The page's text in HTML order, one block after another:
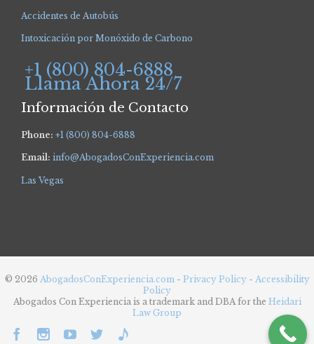
Accidentes de Autobús
Intoxicación por Monóxido de Carbono
+1 (800) 804-6888
Llama Ahora 24/7
Información de Contacto
Phone: +1 (800) 804-6888
Email: info@AbogadosConExperiencia.com
Las Vegas
© 2026 AbogadosConExperiencia.com- Privacy Policy - Accessibility
Policy
Abogados Con Experiencia is a trademark and DBA for the Heidari
Law Group
    